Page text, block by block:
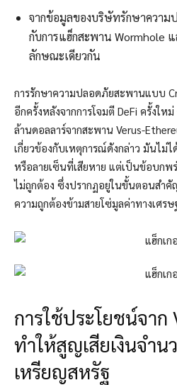
จากข้อมูลของบริษัทรักษาความ
กับการแฮ็กสะพาน Wormhole
ลักษณะเดียวกัน
การรักษาความปลอดภัยสะพานแบบ
อีกครั้งหลังจากการโจมตี DeFi ครั้งให
ล้านดอลลาร์จากสะพาน Verus-
เกี่ยวข้องกับเหตุการณ์ดังกล่าว มันไม่
หรือลายเซ็นที่เสียหาย แต่เป็นข้อบกพ
ไม่ถูกต้อง ซึ่งปรากฏอยู่ในขั้นตอนสำคั
ความถูกต้องข้ามสายโซ่มูลค่าทางเศร
การใช้ประโยชน์จาก
ทำให้สูญเสียเงินจำน
เหรียญสหรัฐ